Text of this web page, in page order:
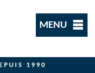
MENU
1990